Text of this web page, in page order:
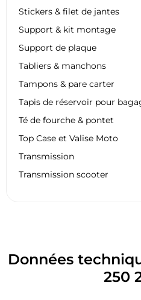
Stickers & filet de jantes
Support & kit montage
Support de plaque
Tabliers & manchons
Tampons & pare carter
Tapis de réservoir pour
Té de fourche & pontet
Top Case et Valise Moto
Transmission
Transmission scooter
Données
250